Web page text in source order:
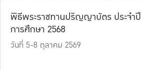
พิธีพระราชทานปริญญาบัตร ประจำปี
การศึกษา 2568
วันที่ 5-8 ตุลาคม 2569